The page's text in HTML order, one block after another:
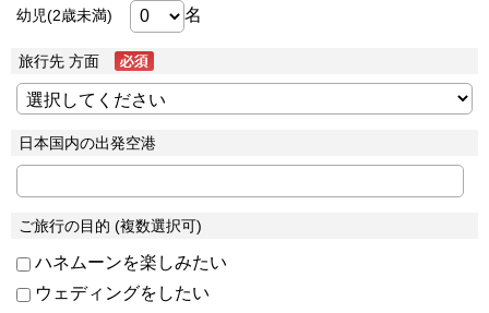
幼児(2歳未満) 名
旅行先 方面
日本国内の出発空港
ご旅行の目的 (複数選択可)
ハネムーンを楽しみたい
ウェディングをしたい